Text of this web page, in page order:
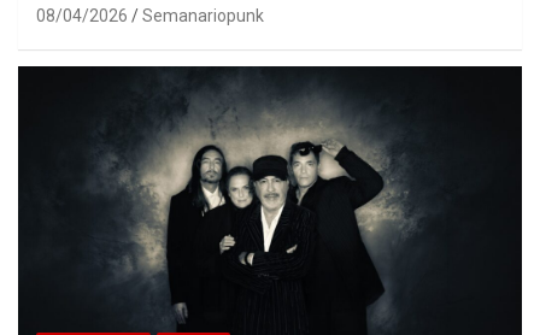
08/04/2026 Semanariopunk